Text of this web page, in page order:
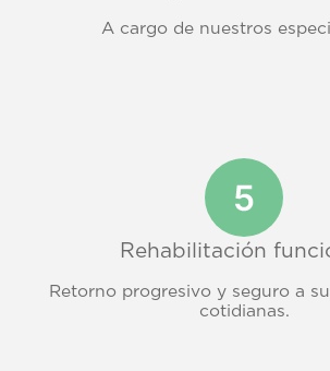
A cargo de nuestros
Rehabilitación
Retorno progresivo y seguro a
cotidianas.